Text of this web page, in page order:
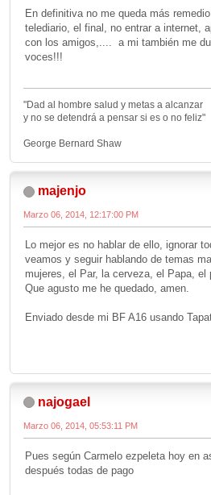
En definitiva no me queda más
telediario, el final, no entrar a internet,
con los amigos,.... a mi también me
voces!!!
"Dad al hombre salud y metas a alcanzar
y no se detendrá a pensar si es o no feliz"
George Bernard Shaw
majenjo
Marzo 06, 2014, 12:17:00 PM
Lo mejor es no hablar de ello, ignorar
veamos y seguir hablando de temas
mujeres, el Par, la cerveza, el Papa, el
Que agusto me he quedado, amen.
Enviado desde mi BF A16 usando
najogael
Marzo 06, 2014, 05:53:11 PM
Pues según Carmelo ezpeleta hoy en
después todas de pago